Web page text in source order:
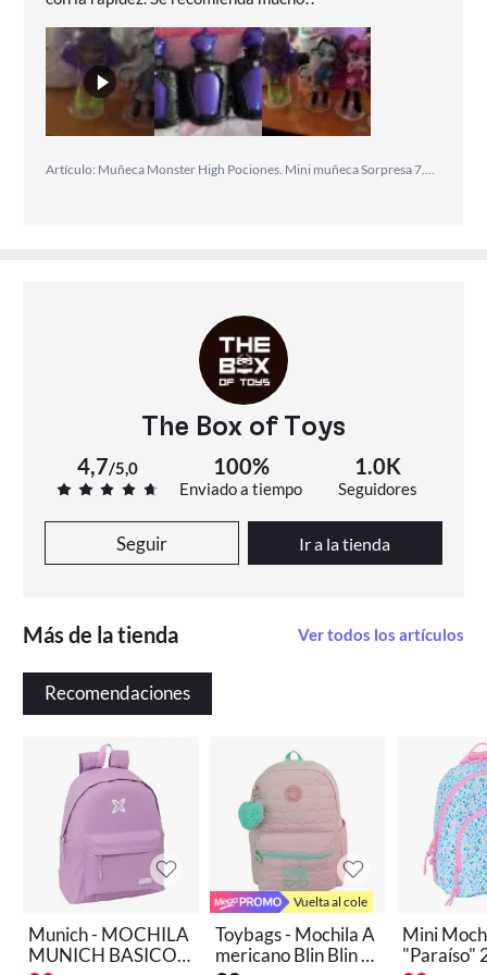
para sus jornadas de aprendizaje y haz de cada día
escolar una aventura inolvidable!
The Box of Toys
4,7/5,0 100%
Enviado a tiempo
1.0K
Seguidores
Seguir Ir a la tienda
Más de la tienda Ver todos los artículos
Recomendaciones
Munich - MOCHILA
MUNICH BASICOS
Vuelta al cole
Toybags - Mochila A
mericano Blin Blin C
Mini
"Paraíso"